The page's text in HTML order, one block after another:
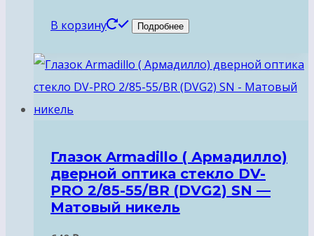
В корзину Подробнее
Глазок Armadillo ( Армадилло)
дверной оптика стекло DV-
PRO 2/85-55/BR (DVG2) SN —
Матовый никель